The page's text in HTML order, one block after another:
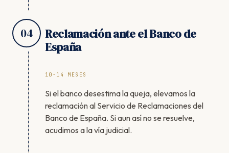
04
Reclamación ante el Banco de
España
10-14 MESES
Si el banco desestima la queja, elevamos la
reclamación al Servicio de Reclamaciones del
Banco de España. Si aun así no se resuelve,
acudimos a la vía judicial.